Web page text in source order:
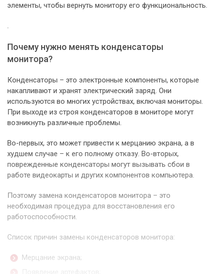
элементы, чтобы вернуть монитору его функциональность.
.
Почему нужно менять конденсаторы
монитора?
Конденсаторы – это электронные компоненты, которые
накапливают и хранят электрический заряд. Они
используются во многих устройствах, включая мониторы.
При выходе из строя конденсаторов в мониторе могут
возникнуть различные проблемы.
Во-первых, это может привести к мерцанию экрана, а в
худшем случае – к его полному отказу. Во-вторых,
поврежденные конденсаторы могут вызывать сбои в
работе видеокарты и других компонентов компьютера.
Поэтому замена конденсаторов монитора – это
необходимая процедура для восстановления его
работоспособности.
Список причин замены конденсаторов монитора:
Мерцание экрана;